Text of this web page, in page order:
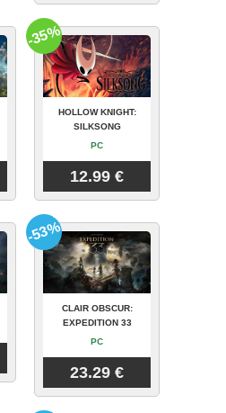
HOLLOW KNIGHT:
SILKSONG
PC
12.99 €
-35%
CLAIR OBSCUR:
EXPEDITION 33
PC
23.29 €
-53%